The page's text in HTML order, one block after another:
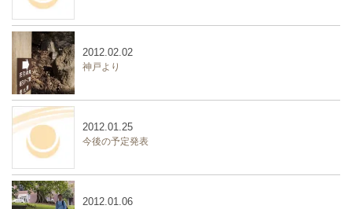
神戸より
2012.02.02
今後の予定発表
2012.01.25
2012.01.06